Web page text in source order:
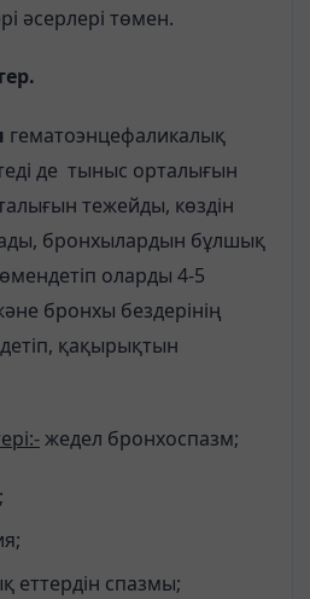
әсерлері төмен.
гематоэнцефаликалық
де тыныс орталығын
тежейды, көздін
бронхылардын бұлшық
оларды 4-5
бронхы бездерінің
қақырықтын
жедел бронхоспазм;
еттердін спазмы;